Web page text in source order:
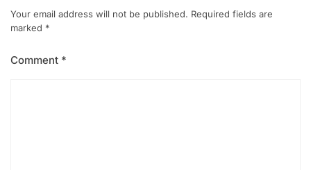
Your email address will not be published. Required fields are
marked *
Comment *